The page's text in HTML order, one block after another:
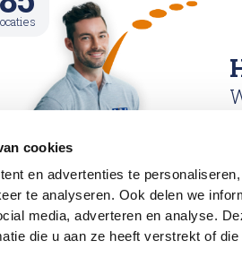
cookies
en advertenties te
te analyseren. Ook delen we
media, adverteren en analyse.
die u aan ze heeft verstrekt of